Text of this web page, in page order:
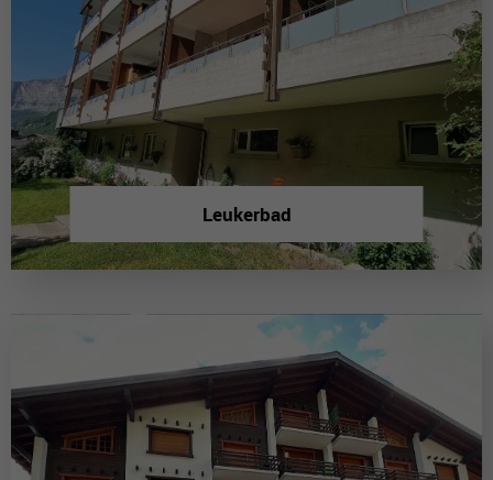
Leukerbad